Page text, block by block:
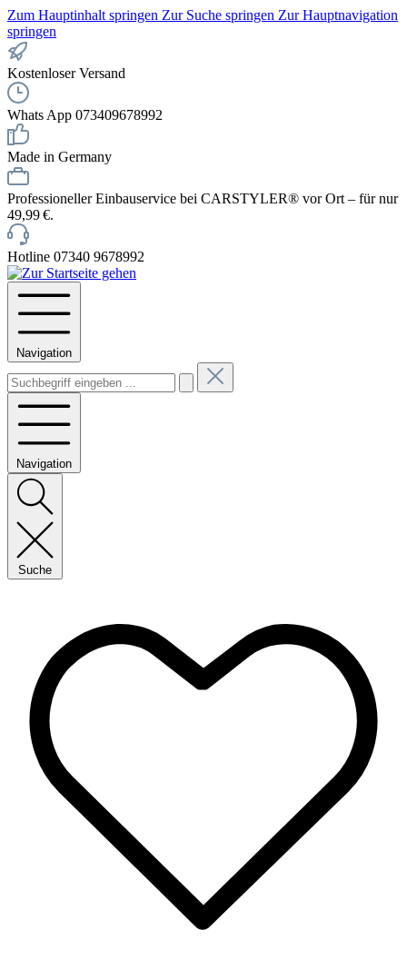
Zum Hauptinhalt springen Zur Suche springen Zur Hauptnavigation
springen
Kostenloser Versand
Whats App 073409678992
Made in Germany
Professioneller Einbauservice bei CARSTYLER® vor Ort – für nur
49,99 €.
Hotline 07340 9678992
Navigation
Navigation
Suche